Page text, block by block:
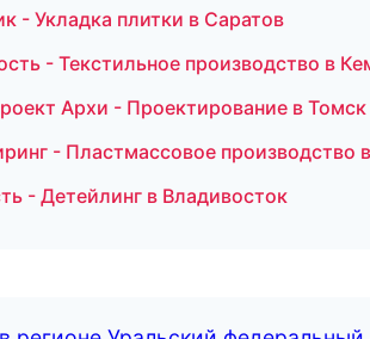
- Укладка плитки в Саратов
- Текстильное производство в
Архи - Проектирование в Томск
- Пластмассовое производство
- Детейлинг в Владивосток